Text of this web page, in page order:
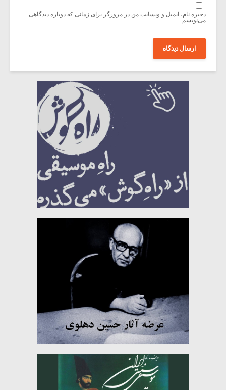
ذخیره نام، ایمیل و وبسایت من در مرورگر برای زمانی که دوباره دیدگاهی
می‌نویسم.